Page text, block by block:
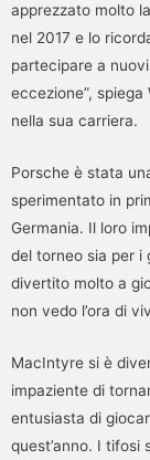
apprezzato molto
nel 2017 e lo
partecipare a
eccezione”,
nella sua carriera.
Porsche è stata
sperimentato in
Germania. Il loro
del torneo sia per i
divertito molto a
non vedo l’ora di
MacIntyre si è
impaziente di
entusiasta di
quest’anno. I tifosi